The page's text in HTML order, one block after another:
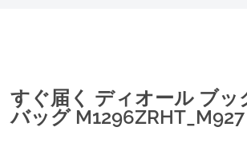
すぐ届く ディオール ブッ
バッグ M1296ZRHT_M927